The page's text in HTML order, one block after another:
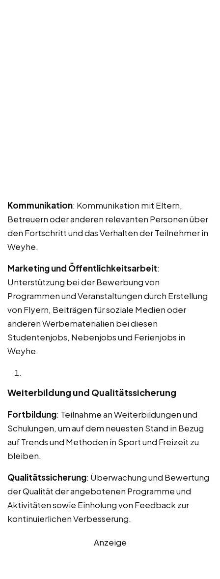
Kommunikation: Kommunikation mit Eltern,
Betreuern oder anderen relevanten Personen über
den Fortschritt und das Verhalten der Teilnehmer in
Weyhe.
Marketing und Öffentlichkeitsarbeit:
Unterstützung bei der Bewerbung von
Programmen und Veranstaltungen durch Erstellung
von Flyern, Beiträgen für soziale Medien oder
anderen Werbematerialien bei diesen
Studentenjobs, Nebenjobs und Ferienjobs in
Weyhe.
Weiterbildung und Qualitätssicherung
Fortbildung: Teilnahme an Weiterbildungen und
Schulungen, um auf dem neuesten Stand in Bezug
auf Trends und Methoden in Sport und Freizeit zu
bleiben.
Qualitätssicherung: Überwachung und Bewertung
der Qualität der angebotenen Programme und
Aktivitäten sowie Einholung von Feedback zur
kontinuierlichen Verbesserung.
Anzeige